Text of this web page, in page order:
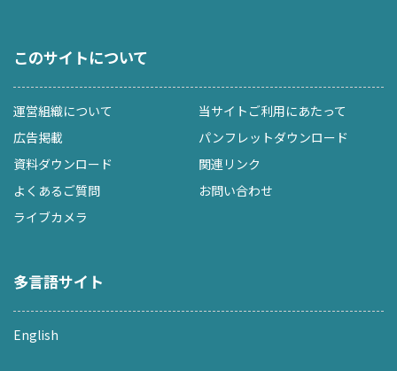
このサイトについて
運営組織について
当サイトご利用にあたって
広告掲載
パンフレットダウンロード
資料ダウンロード
関連リンク
よくあるご質問
お問い合わせ
ライブカメラ
多言語サイト
English